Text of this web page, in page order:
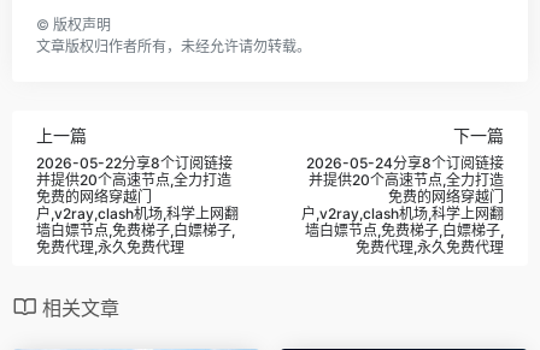
© 版权声明
文章版权归作者所有，未经允许请勿转载。
上一篇
2026-05-22分享8个订阅链接
并提供20个高速节点,全力打造
免费的网络穿越门
户,v2ray,clash机场,科学上网翻
墙白嫖节点,免费梯子,白嫖梯子,
免费代理,永久免费代理
下一篇
2026-05-24分享8个订阅链接
并提供20个高速节点,全力打造
免费的网络穿越门
户,v2ray,clash机场,科学上网翻
墙白嫖节点,免费梯子,白嫖梯子,
免费代理,永久免费代理
相关文章